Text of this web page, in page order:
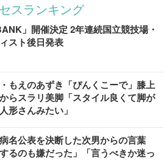
スランキング
」開催決定 2年連続国立競技場・
スト後日発表
もえのあずき「ぴんくこーで」膝上
らスラリ美脚「スタイル良くて脚が
形さんみたい」
名公表を決断した次男からの言葉
するのも嫌だった」「言うべきか迷っ